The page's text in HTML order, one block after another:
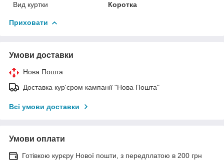
Вид куртки
Коротка
Приховати
Умови доставки
Нова Пошта
Доставка кур'єром кампанії "Нова Пошта"
Всі умови доставки
Умови оплати
Готівкою курєру Нової пошти, з передплатою в 200 грн